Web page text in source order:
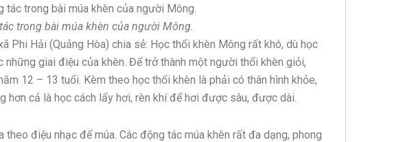
trong bài múa khèn của người Mông.
Phi Hải (Quảng Hòa) chia sẻ: Học thổi khèn Mông rất khó, dù học
những giai điệu của khèn. Để trở thành một người thổi khèn giỏi,
12 – 13 tuổi. Kèm theo học thổi khèn là phải có thân hình khỏe,
hơn cả là học cách lấy hơi, rèn khí để hơi được sâu, được dài.
điệu nhạc để múa. Các động tác múa khèn rất đa dạng, phong